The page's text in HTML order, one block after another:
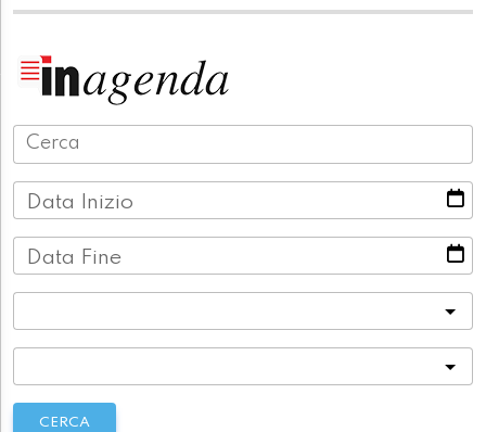
Data Inizio
Data Fine
CERCA